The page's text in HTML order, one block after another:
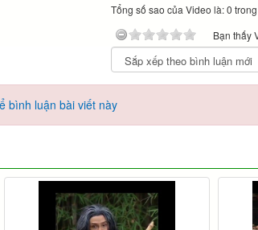
Tổng số sao của Video là: 0
Bạn thấy
bình luận bài viết này